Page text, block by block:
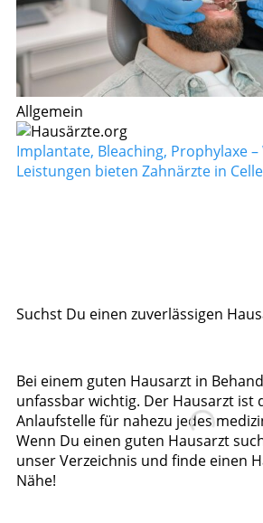
Allgemein
Implantate, Bleaching, Prophylaxe –
Leistungen bieten Zahnärzte in
Suchst Du einen zuverlässigen
Bei einem guten Hausarzt in
unfassbar wichtig. Der Hausarzt ist
Anlaufstelle für nahezu jedes
Wenn Du einen guten Hausarzt
unser Verzeichnis und finde einen
Nähe!